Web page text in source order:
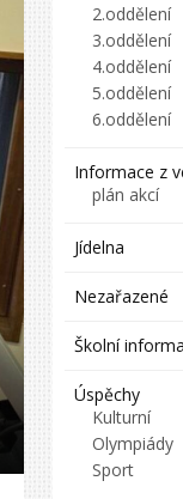
2.oddělení
3.oddělení
4.oddělení
5.oddělení
6.oddělení
Informace z
plán akcí
Jídelna
Nezařazené
Školní
Úspěchy
Kulturní
Olympiády
Sport